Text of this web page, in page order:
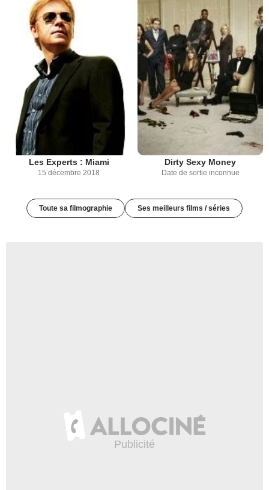
Les Experts : Miami
15 décembre 2018
Dirty Sexy Money
Date de sortie inconnue
Toute sa filmographie Ses meilleurs films / séries